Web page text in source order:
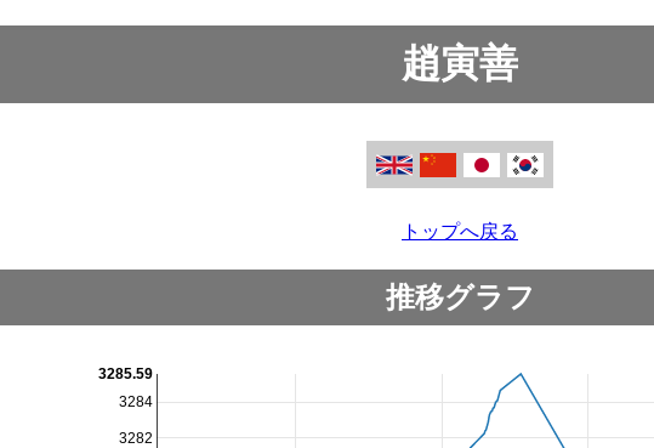
趙寅善
トップへ戻る
推移グラフ
3282
3284
3285.59